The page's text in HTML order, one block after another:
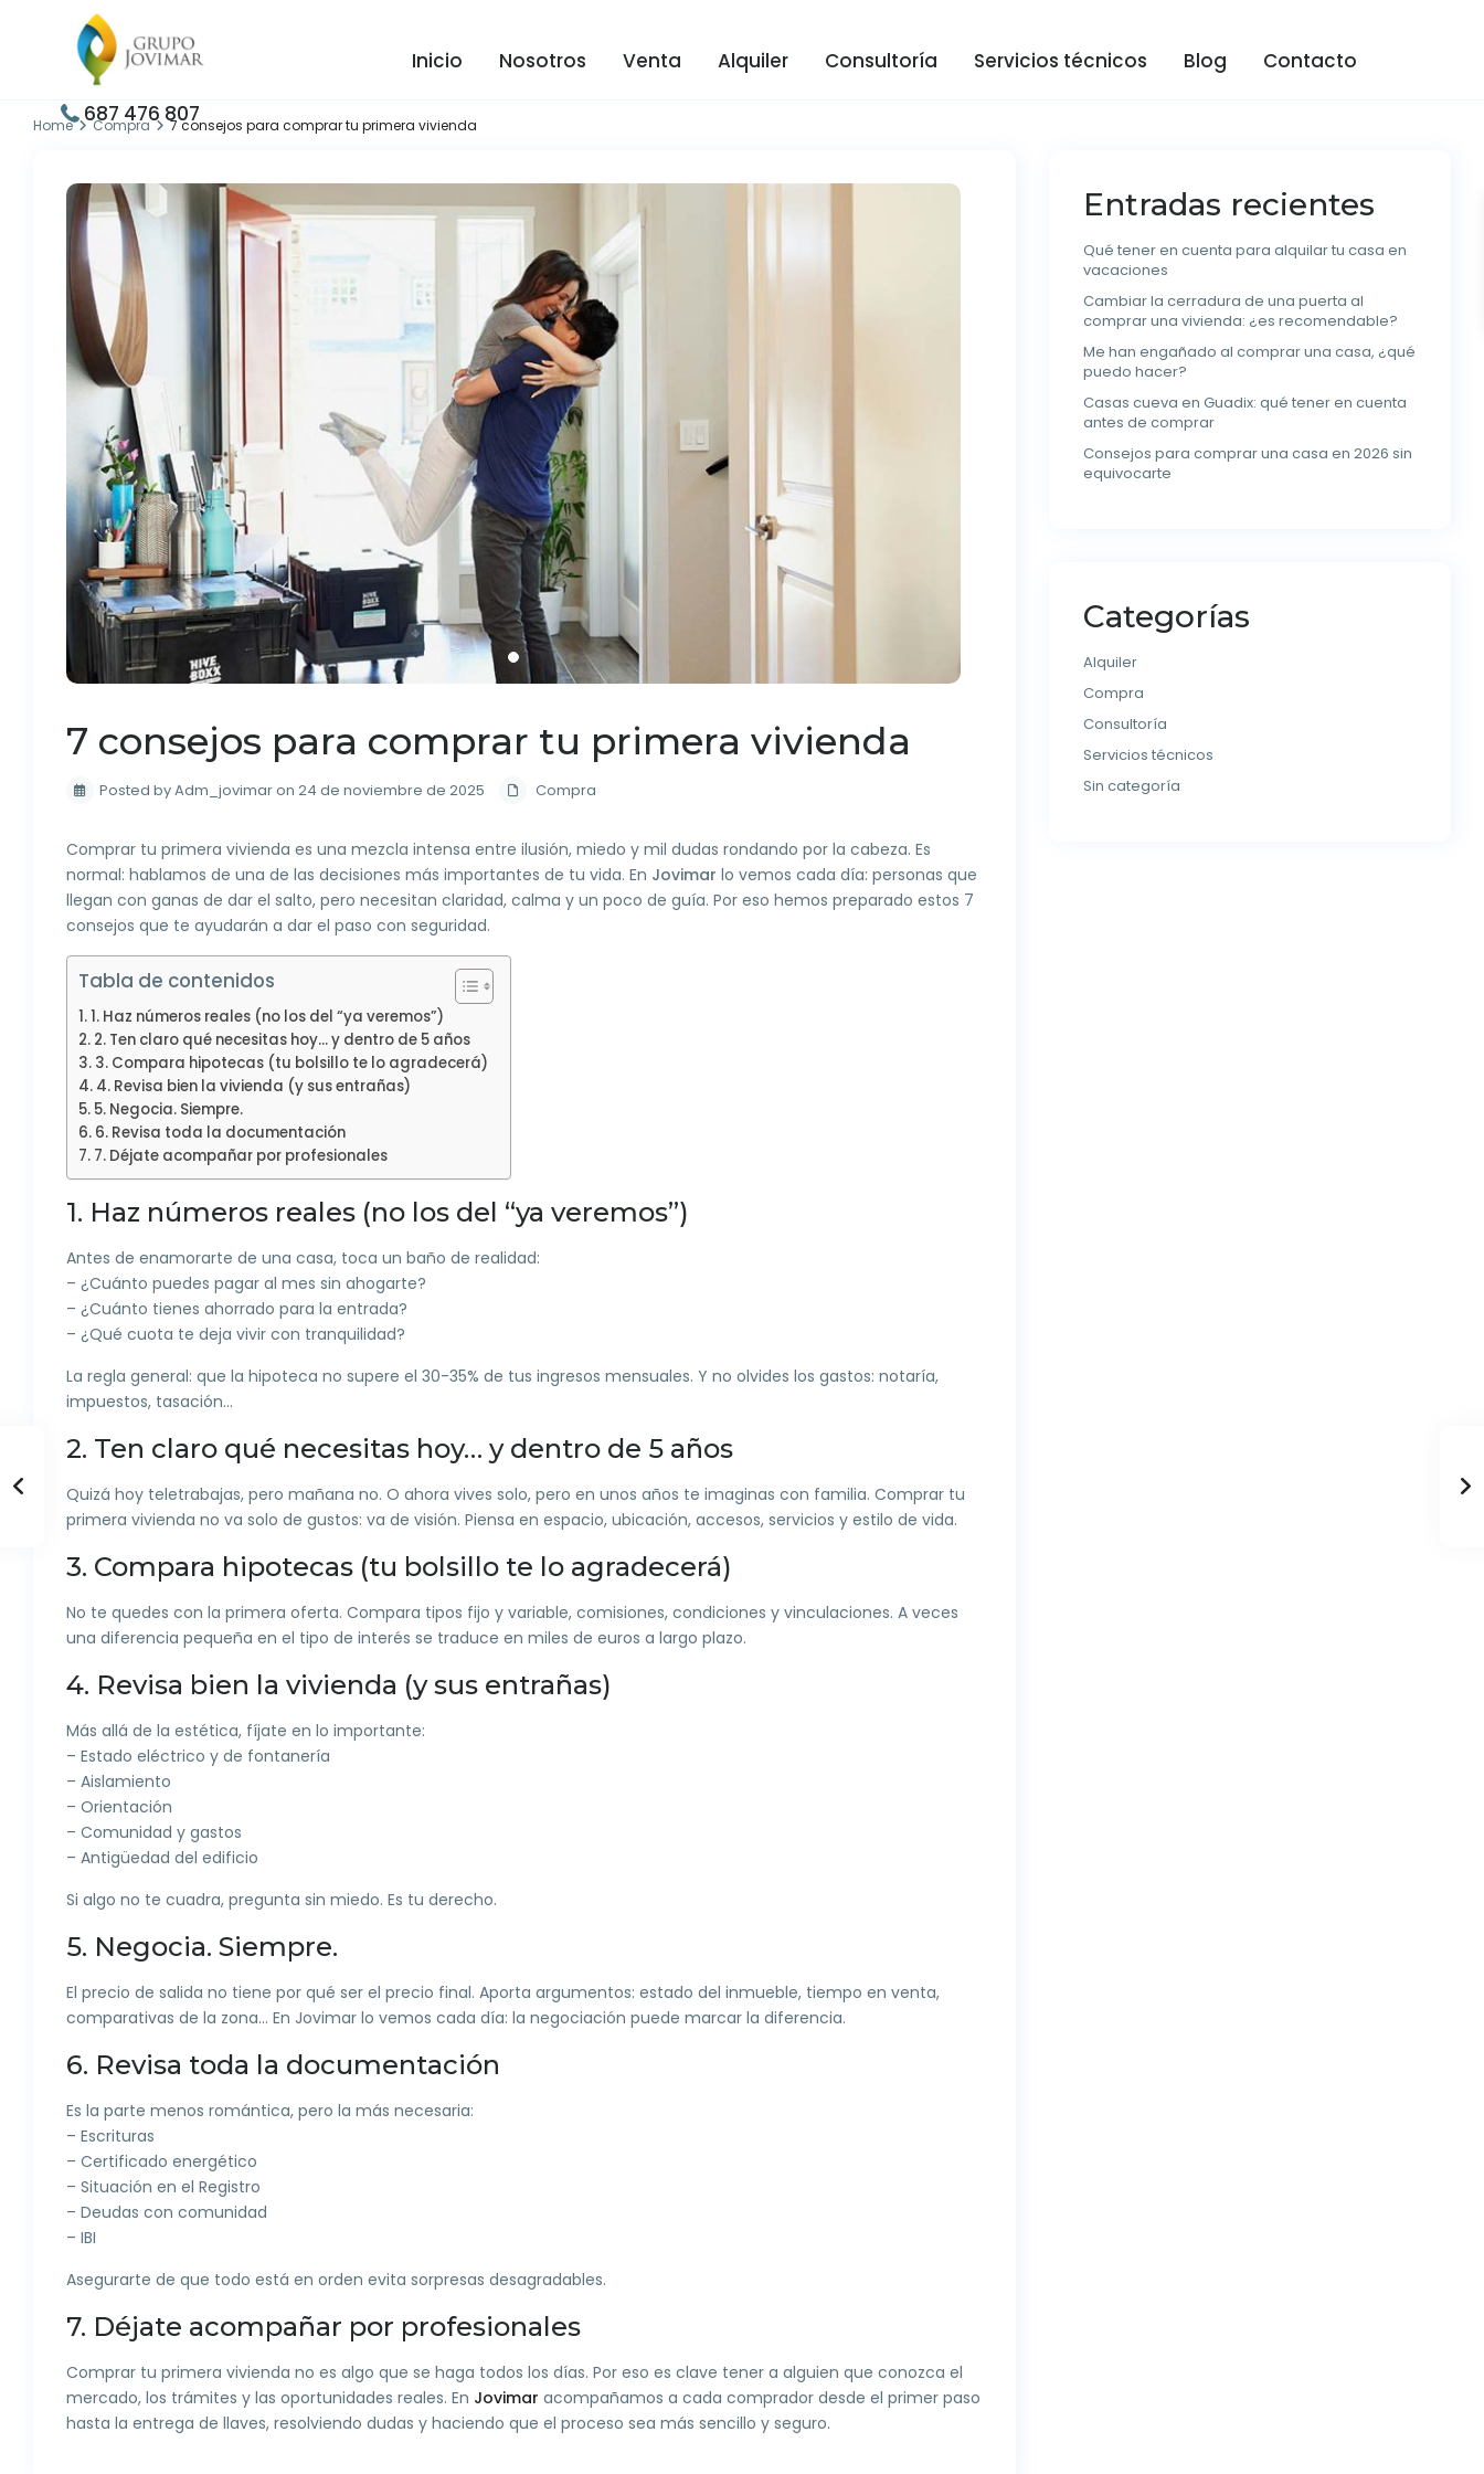
Inicio Nosotros Venta Alquiler Consultoría Servicios técnicos Blog Contacto
687 476 807
Home Compra 7 consejos para comprar tu primera vivienda
7 consejos para comprar tu primera vivienda
Posted by Adm_jovimar on 24 de noviembre de 2025 Compra
Comprar tu primera vivienda es una mezcla intensa entre ilusión, miedo y mil dudas rondando por la cabeza. Es
normal: hablamos de una de las decisiones más importantes de tu vida. En Jovimar lo vemos cada día: personas que
llegan con ganas de dar el salto, pero necesitan claridad, calma y un poco de guía. Por eso hemos preparado estos 7
consejos que te ayudarán a dar el paso con seguridad.
Tabla de contenidos
1. Haz números reales (no los del “ya veremos”)
2. Ten claro qué necesitas hoy… y dentro de 5 años
3. Compara hipotecas (tu bolsillo te lo agradecerá)
4. Revisa bien la vivienda (y sus entrañas)
5. Negocia. Siempre.
6. Revisa toda la documentación
7. Déjate acompañar por profesionales
1. Haz números reales (no los del “ya veremos”)
Antes de enamorarte de una casa, toca un baño de realidad:
– ¿Cuánto puedes pagar al mes sin ahogarte?
– ¿Cuánto tienes ahorrado para la entrada?
– ¿Qué cuota te deja vivir con tranquilidad?
La regla general: que la hipoteca no supere el 30-35% de tus ingresos mensuales. Y no olvides los gastos: notaría,
impuestos, tasación…
2. Ten claro qué necesitas hoy… y dentro de 5 años
Quizá hoy teletrabajas, pero mañana no. O ahora vives solo, pero en unos años te imaginas con familia. Comprar tu
primera vivienda no va solo de gustos: va de visión. Piensa en espacio, ubicación, accesos, servicios y estilo de vida.
3. Compara hipotecas (tu bolsillo te lo agradecerá)
No te quedes con la primera oferta. Compara tipos fijo y variable, comisiones, condiciones y vinculaciones. A veces
una diferencia pequeña en el tipo de interés se traduce en miles de euros a largo plazo.
4. Revisa bien la vivienda (y sus entrañas)
Más allá de la estética, fíjate en lo importante:
– Estado eléctrico y de fontanería
– Aislamiento
– Orientación
– Comunidad y gastos
– Antigüedad del edificio
Si algo no te cuadra, pregunta sin miedo. Es tu derecho.
5. Negocia. Siempre.
El precio de salida no tiene por qué ser el precio final. Aporta argumentos: estado del inmueble, tiempo en venta,
comparativas de la zona… En Jovimar lo vemos cada día: la negociación puede marcar la diferencia.
6. Revisa toda la documentación
Es la parte menos romántica, pero la más necesaria:
– Escrituras
– Certificado energético
– Situación en el Registro
– Deudas con comunidad
– IBI
Asegurarte de que todo está en orden evita sorpresas desagradables.
7. Déjate acompañar por profesionales
Comprar tu primera vivienda no es algo que se haga todos los días. Por eso es clave tener a alguien que conozca el
mercado, los trámites y las oportunidades reales. En Jovimar acompañamos a cada comprador desde el primer paso
hasta la entrega de llaves, resolviendo dudas y haciendo que el proceso sea más sencillo y seguro.
Entradas recientes
Qué tener en cuenta para alquilar tu casa en
vacaciones
Cambiar la cerradura de una puerta al
comprar una vivienda: ¿es recomendable?
Me han engañado al comprar una casa, ¿qué
puedo hacer?
Casas cueva en Guadix: qué tener en cuenta
antes de comprar
Consejos para comprar una casa en 2026 sin
equivocarte
Categorías
Alquiler
Compra
Consultoría
Servicios técnicos
Sin categoría